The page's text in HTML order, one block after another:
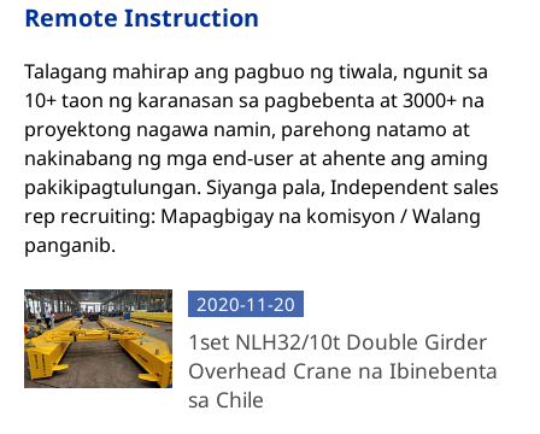
Remote Instruction
Talagang mahirap ang pagbuo ng tiwala, ngunit sa
10+ taon ng karanasan sa pagbebenta at 3000+ na
proyektong nagawa namin, parehong natamo at
nakinabang ng mga end-user at ahente ang aming
pakikipagtulungan. Siyanga pala, Independent sales
rep recruiting: Mapagbigay na komisyon / Walang
panganib.
2020-11-20
1set NLH32/10t Double Girder
Overhead Crane na Ibinebenta
sa Chile